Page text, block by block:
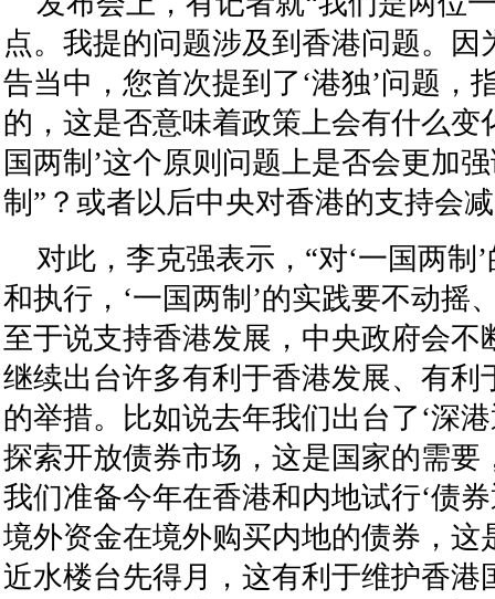
点。我提的问题涉及到香港问题。因
告当中，您首次提到了‘港独’问题，
的，这是否意味着政策上会有什么变
国两制’这个原则问题上是否会更加
制”？或者以后中央对香港的支持会
对此，李克强表示，“对‘一国两制
和执行，‘一国两制’的实践要不动摇
至于说支持香港发展，中央政府会不
继续出台许多有利于香港发展、有利
的举措。比如说去年我们出台了‘深
探索开放债券市场，这是国家的需要
我们准备今年在香港和内地试行‘债
境外资金在境外购买内地的债券，这
近水楼台先得月，这有利于维护香港